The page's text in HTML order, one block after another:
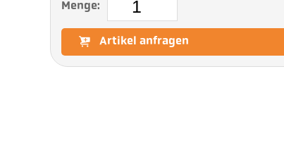
Menge:
Artikel anfragen